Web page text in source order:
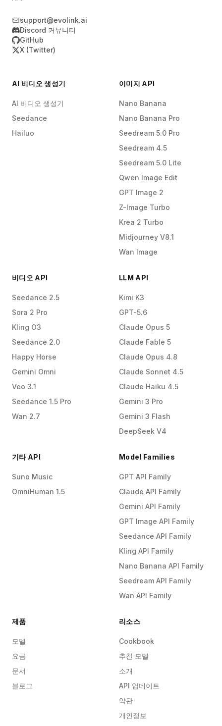
support@evolink.ai
Discord 커뮤니티
GitHub
X (Twitter)
AI 비디오 생성기
AI 비디오 생성기
Seedance
Hailuo
이미지 API
Nano Banana
Nano Banana Pro
Seedream 5.0 Pro
Seedream 4.5
Seedream 5.0 Lite
Qwen Image Edit
GPT Image 2
Z-Image Turbo
Krea 2 Turbo
Midjourney V8.1
Wan Image
비디오 API
Seedance 2.5
Sora 2 Pro
Kling O3
Seedance 2.0
Happy Horse
Gemini Omni
Veo 3.1
Seedance 1.5 Pro
Wan 2.7
LLM API
Kimi K3
GPT-5.6
Claude Opus 5
Claude Fable 5
Claude Opus 4.8
Claude Sonnet 4.5
Claude Haiku 4.5
Gemini 3 Pro
Gemini 3 Flash
DeepSeek V4
기타 API
Suno Music
OmniHuman 1.5
Model Families
GPT API Family
Claude API Family
Gemini API Family
GPT Image API Family
Seedance API Family
Kling API Family
Nano Banana API Family
Seedream API Family
Wan API Family
제품
모델
요금
문서
블로그
리소스
Cookbook
추천 모델
소개
API 업데이트
약관
개인정보